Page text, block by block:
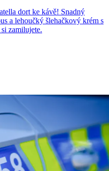
dort ke kávě! Snadný
a lehoučký šlehačkový krém s
zamilujete.